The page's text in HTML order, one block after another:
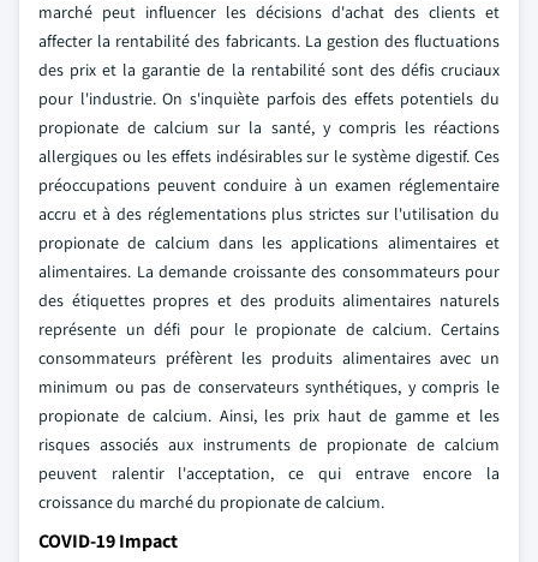
marché peut influencer les décisions d'achat des clients et
affecter la rentabilité des fabricants. La gestion des fluctuations
des prix et la garantie de la rentabilité sont des défis cruciaux
pour l'industrie. On s'inquiète parfois des effets potentiels du
propionate de calcium sur la santé, y compris les réactions
allergiques ou les effets indésirables sur le système digestif. Ces
préoccupations peuvent conduire à un examen réglementaire
accru et à des réglementations plus strictes sur l'utilisation du
propionate de calcium dans les applications alimentaires et
alimentaires. La demande croissante des consommateurs pour
des étiquettes propres et des produits alimentaires naturels
représente un défi pour le propionate de calcium. Certains
consommateurs préfèrent les produits alimentaires avec un
minimum ou pas de conservateurs synthétiques, y compris le
propionate de calcium. Ainsi, les prix haut de gamme et les
risques associés aux instruments de propionate de calcium
peuvent ralentir l'acceptation, ce qui entrave encore la
croissance du marché du propionate de calcium.
COVID-19 Impact